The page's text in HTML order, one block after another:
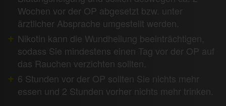
Wochen vor der OP abgesetzt bzw. unter
ärztlicher Absprache umgestellt werden.
Nikotin kann die Wundheilung beeinträchtigen,
sodass Sie mindestens einen Tag vor der OP auf
das Rauchen verzichten sollten.
6 Stunden vor der OP sollten Sie nichts mehr
essen und 2 Stunden vorher nichts mehr trinken.